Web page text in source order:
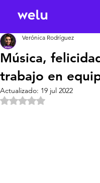
Música,
trabajo en
Verónica Rodríguez
Actualizado: 19 jul 2022
Obtuvo NaN de 5